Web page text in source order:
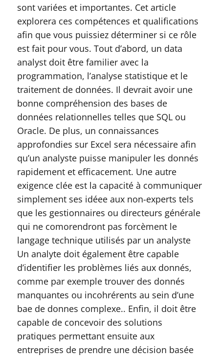
sont variées et importantes. Cet article
explorera ces compétences et qualifications
afin que vous puissiez déterminer si ce rôle
est fait pour vous. Tout d’abord, un data
analyst doit être familier avec la
programmation, l’analyse statistique et le
traitement de données. Il devrait avoir une
bonne compréhension des bases de
données relationnelles telles que SQL ou
Oracle. De plus, un connaissances
approfondies sur Excel sera nécessaire afin
qu’un analyste puisse manipuler les donnés
rapidement et efficacement. Une autre
exigence clée est la capacité à communiquer
simplement ses idéee aux non-experts tels
que les gestionnaires ou directeurs générale
qui ne comorendront pas forcèment le
langage technique utilisés par un analyste
Un analyte doit également être capable
d’identifier les problèmes liés aux donnés,
comme par exemple trouver des donnés
manquantes ou incohrérents au sein d’une
bae de donnes complexe.. Enfin, il doit être
capable de concevoir des solutions
pratiques permettant ensuite aux
entreprises de prendre une décision basée